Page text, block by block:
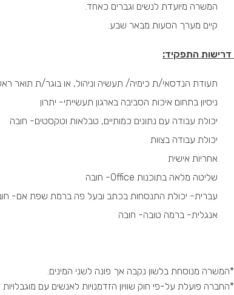
המשרה מיועדת לנשים וגברים כאחד.
קיים מערך הסעות מבאר שבע.
דרישות התפקיד:
תעודת הנדסאי/ת כימיה/ תעשיה וניהול, או בוגר/ת תואר
ניסיון בתחום איכות הסביבה בארגון תעשייתי- יתרון
יכולת עבודה עם נתונים כמותיים, טבלאות וטקסטים- חובה
יכולת עבודה בצוות
אחריות אישית
שליטה מלאה בתוכנות Office- חובה
עברית- יכולת התנסחות בכתב ובעל פה ברמת שפת אם-
אנגלית- ברמה טובה- חובה
*המשרה מנוסחת בלשון נקבה אך פונה לשני המינים.
*החברה פועלת על-פי חוק שוויון הזדמנויות לאנשים עם